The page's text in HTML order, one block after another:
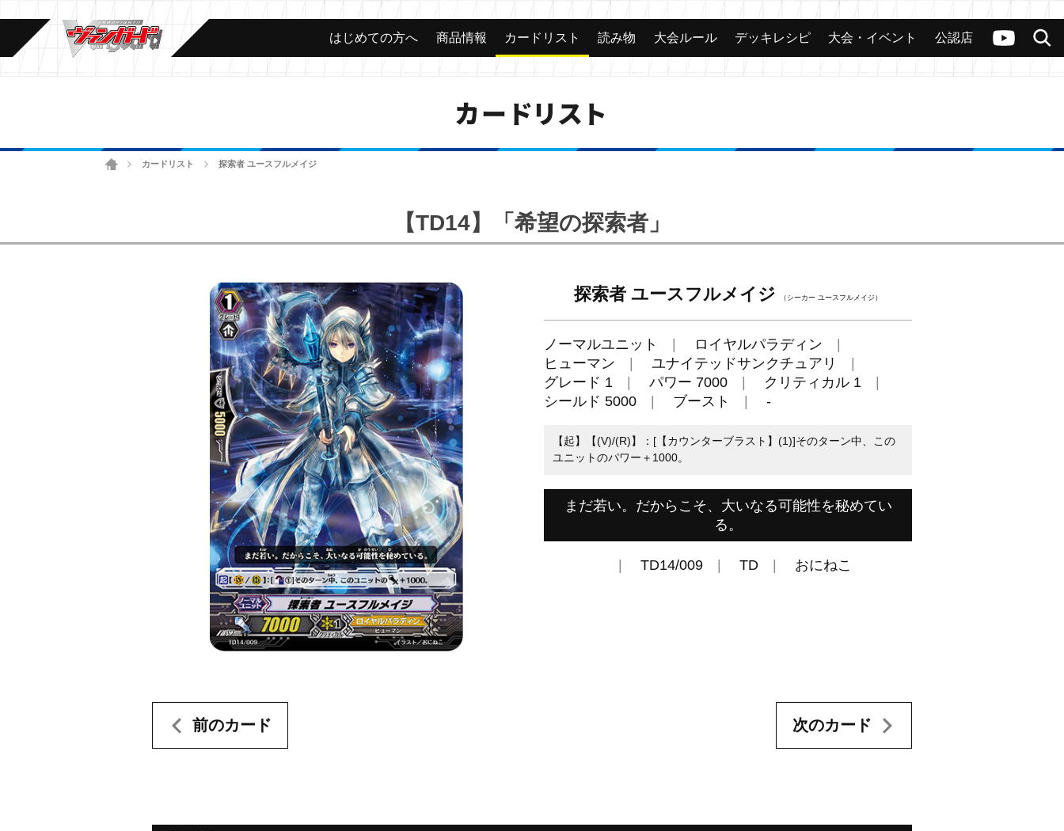
ヴァンガードch
検索
カード 大会 公認店舗 その他
はじめての方へ 商品情報 カードリスト 読み物 大会ルール デッキレシピ 大会・イベント 公認店
カードリスト
ホームカードリスト 探索者 ユースフルメイジ
【TD14】「希望の探索者」
探索者 ユースフルメイジ （シーカー ユースフルメイジ）
ノーマルユニット
ロイヤルパラディン
ヒューマン
ユナイテッドサンクチュアリ
グレード 1
パワー 7000
クリティカル 1
シールド 5000
ブースト -
【起】【(V)/(R)】：[【カウンターブラスト】(1)]そのターン中、この
ユニットのパワー＋1000。
まだ若い。だからこそ、大いなる可能性を秘めてい
る。
TD14/009 TD おにねこ
前のカード 次のカード